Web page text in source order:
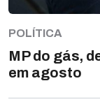
POLÍTICA
MP do gás,
em agosto